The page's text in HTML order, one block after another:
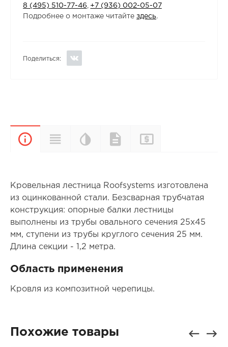
8 (495) 510-77-46
+7 (936) 002-05-07
Подробнее о монтаже читайтездесь.
Поделиться:
ОписаниеХарактеристики
Цветовая
палитра
Документы
Кровельная лестница Roofsystems изготовлена
из оцинкованной стали. Безсварная трубчатая
конструкция: опорные балки лестницы
выполнены из трубы овального сечения 25х45
мм, ступени из трубы круглого сечения 25 мм.
Длина секции - 1,2 метра.
Область применения
Кровля из композитной черепицы.
Похожие товары